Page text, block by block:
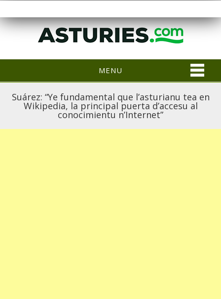
MENU
Suárez: “Ye fundamental que l’asturianu tea en
Wikipedia, la principal puerta d’accesu al
conocimientu n’Internet”